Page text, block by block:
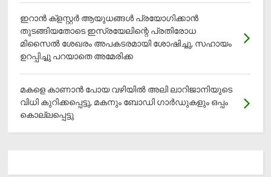
ഇറാന്‍ ക്‌ളസ്റ്റര്‍ ആയുധങ്ങള്‍ പ്രയോഗിക്കാന്‍
തുടങ്ങിയതോടെ ഇസ്രയേലിന്റെ പ്രതിരോധ
മിസൈല്‍ ശേഖരം അപകടരമായി ശോഷിച്ചു, സഹായം
ഉറപ്പിച്ചു പറയാതെ അമേരിക്ക
മകളെ കാണാന്‍ പോയ വഴിയില്‍ അലി ലാറിജാനിയുടെ
വിധി കുറിക്കപ്പെട്ടു, മകനും ബോഡി ഗാര്‍ഡുകളും ഒപ്പം
കൊല്ലപ്പെട്ടു